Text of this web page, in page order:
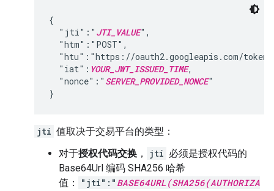
{
  "jti":"
JTI_VALUE",
  "htm":"POST",
"htu":"https://oauth2.googleapis.com/
  "iat":
YOUR_JWT_ISSUED_TIME,
  "nonce":"
SERVER_PROVIDED_NONCE"
}
jti 值取决于交易平台的类型：
对于授权代码交换 ， jti 必须是授权代码的
Base64Url 编码 SHA256 哈希
值：
"jti":" BASE64URL(SHA256(AUTHORIZA